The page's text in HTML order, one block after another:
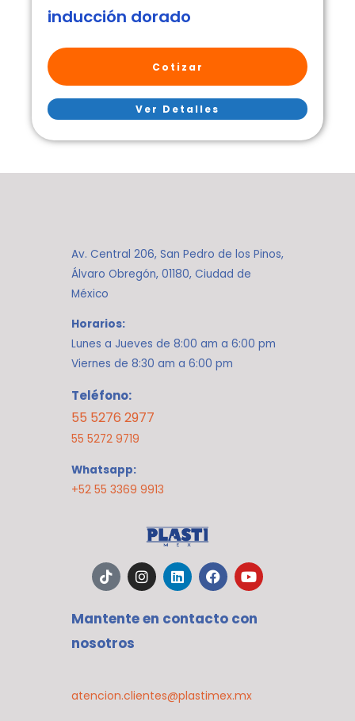
inducción dorado
Cotizar
Ver Detalles
Av. Central 206, San Pedro de los Pinos,
Álvaro Obregón, 01180, Ciudad de
México
Horarios:
Lunes a Jueves de 8:00 am a 6:00 pm
Viernes de 8:30 am a 6:00 pm
Teléfono:
55 5276 2977
55 5272 9719
Whatsapp:
+52 55 3369 9913
T
i
k
t
o
k
I
n
s
t
a
L
i
n
k
e
F
a
c
e
b
Y
o
u
t
u
Mantente en contacto con
nosotros
atencion.clientes@plastimex.mx